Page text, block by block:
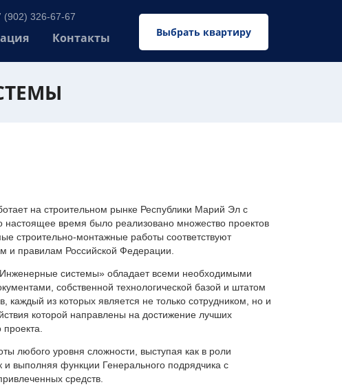
Выбрать квартиру
(902) 326-67-67
Контакты
на строительном рынке Республики Марий Эл с
время было реализовано множество проектов
строительно-монтажные работы соответствуют
и правилам Российской Федерации.
системы» обладает всеми необходимыми
собственной технологической базой и штатом
каждый из которых является не только сотрудником, но и
которой направлены на достижение лучших
любого уровня сложности, выступая как в роли
и выполняя функции Генерального подрядчика с
средств.